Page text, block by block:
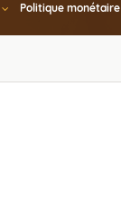
Politique monétaire